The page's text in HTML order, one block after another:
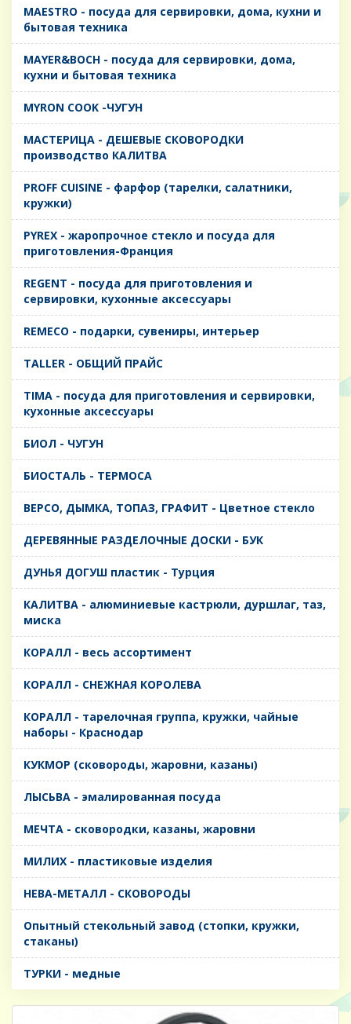
MAESTRO - посуда для сервировки, дома, кухни и
бытовая техника
MAYER&BOCH - посуда для сервировки, дома,
кухни и бытовая техника
MYRON COOK -ЧУГУН
MАСТЕРИЦА - ДЕШЕВЫЕ СКОВОРОДКИ
производство КАЛИТВА
PROFF CUISINE - фарфор (тарелки, салатники,
кружки)
PYREX - жаропрочное стекло и посуда для
приготовления-Франция
REGENT - посуда для приготовления и
сервировки, кухонные аксессуары
REMECO - подарки, сувениры, интерьер
TALLER - ОБЩИЙ ПРАЙС
TIMA - посуда для приготовления и сервировки,
кухонные аксессуары
БИОЛ - ЧУГУН
БИОСТАЛЬ - ТЕРМОСА
ВЕРСО, ДЫМКА, ТОПАЗ, ГРАФИТ - Цветное стекло
ДЕРЕВЯННЫЕ РАЗДЕЛОЧНЫЕ ДОСКИ - БУК
ДУНЬЯ ДОГУШ пластик - Турция
КАЛИТВА - алюминиевые кастрюли, дуршлаг, таз,
миска
КОРАЛЛ - весь ассортимент
КОРАЛЛ - СНЕЖНАЯ КОРОЛЕВА
КОРАЛЛ - тарелочная группа, кружки, чайные
наборы - Краснодар
КУКМОР (сковороды, жаровни, казаны)
ЛЫСЬВА - эмалированная посуда
МЕЧТА - сковородки, казаны, жаровни
МИЛИХ - пластиковые изделия
НЕВА-МЕТАЛЛ - СКОВОРОДЫ
Опытный стекольный завод (стопки, кружки,
стаканы)
ТУРКИ - медные